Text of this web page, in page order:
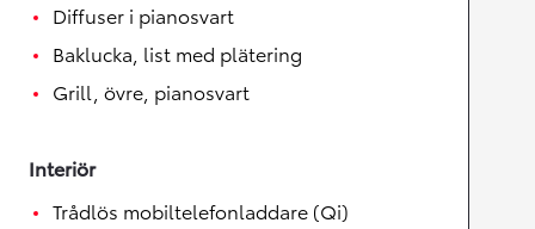
Diffuser i pianosvart
Baklucka, list med plätering
Grill, övre, pianosvart
Interiör
Trådlös mobiltelefonladdare (Qi)